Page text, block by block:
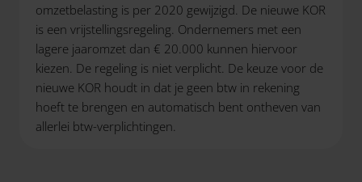
omzetbelasting is per 2020 gewijzigd. De nieuwe KOR
is een vrijstellingsregeling. Ondernemers met een
lagere jaaromzet dan € 20.000 kunnen hiervoor
kiezen. De regeling is niet verplicht. De keuze voor de
nieuwe KOR houdt in dat je geen btw in rekening
hoeft te brengen en automatisch bent ontheven van
allerlei btw-verplichtingen.